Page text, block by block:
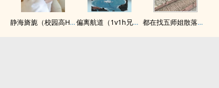
静海旖旎（校园高H） 偏离航道（1v1h兄妹骨科bg） 都在找五师姐散落的法宝